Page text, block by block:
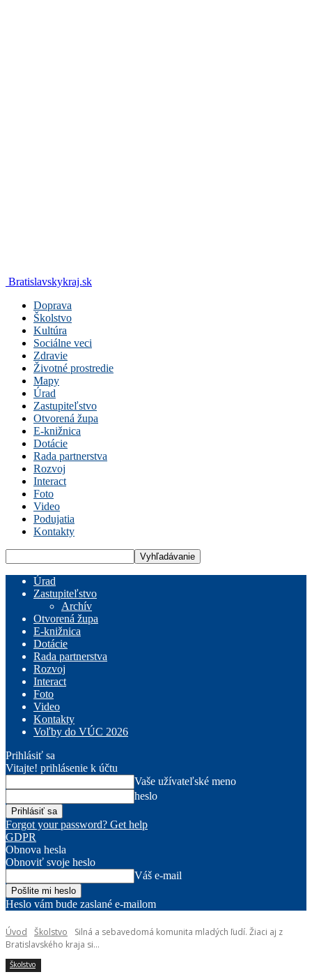
Bratislavskykraj.sk
Doprava
Školstvo
Kultúra
Sociálne veci
Zdravie
Životné prostredie
Mapy
Úrad
Zastupiteľstvo
Otvorená župa
E-knižnica
Dotácie
Rada partnerstva
Rozvoj
Interact
Foto
Video
Podujatia
Kontakty
Úrad
Zastupiteľstvo
Archív
Otvorená župa
E-knižnica
Dotácie
Rada partnerstva
Rozvoj
Interact
Foto
Video
Kontakty
Voľby do VÚC 2026
Prihlásiť sa
Vitajte! prihlásenie k účtu
Vaše užívateľské meno
heslo
Forgot your password? Get help
GDPR
Obnova hesla
Obnoviť svoje heslo
Váš e-mail
Heslo vám bude zaslané e-mailom
Úvod Školstvo
Silná a sebavedomá komunita mladých ľudí. Žiaci aj z
Bratislavského kraja si...
Školstvo